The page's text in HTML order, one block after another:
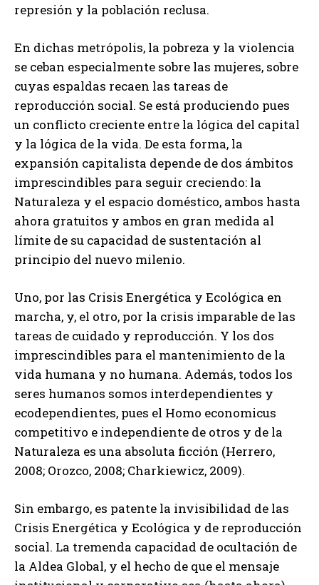
represión y la población reclusa.
En dichas metrópolis, la pobreza y la violencia
se ceban especialmente sobre las mujeres, sobre
cuyas espaldas recaen las tareas de
reproducción social. Se está produciendo pues
un conflicto creciente entre la lógica del capital
y la lógica de la vida. De esta forma, la
expansión capitalista depende de dos ámbitos
imprescindibles para seguir creciendo: la
Naturaleza y el espacio doméstico, ambos hasta
ahora gratuitos y ambos en gran medida al
límite de su capacidad de sustentación al
principio del nuevo milenio.
Uno, por las Crisis Energética y Ecológica en
marcha, y, el otro, por la crisis imparable de las
tareas de cuidado y reproducción. Y los dos
imprescindibles para el mantenimiento de la
vida humana y no humana. Además, todos los
seres humanos somos interdependientes y
ecodependientes, pues el Homo economicus
competitivo e independiente de otros y de la
Naturaleza es una absoluta ficción (Herrero,
2008; Orozco, 2008; Charkiewicz, 2009).
Sin embargo, es patente la invisibilidad de las
Crisis Energética y Ecológica y de reproducción
social. La tremenda capacidad de ocultación de
la Aldea Global, y el hecho de que el mensaje